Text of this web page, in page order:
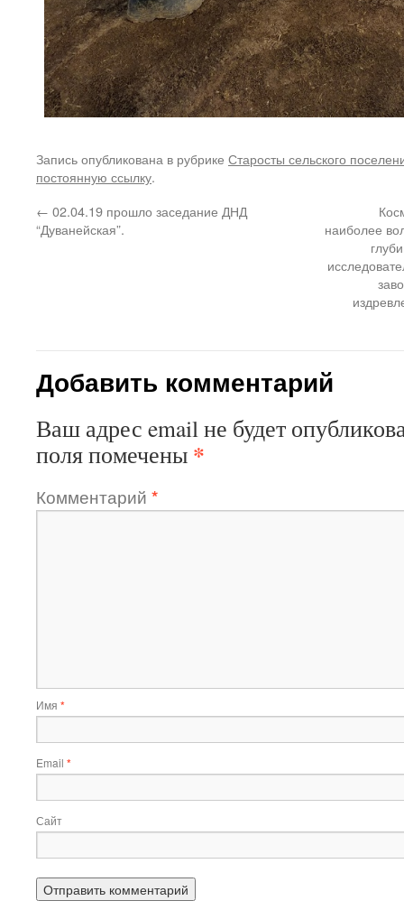
Запись опубликована в рубрике Старосты сельского
постоянную ссылку.
← 02.04.19 прошло заседание ДНД
“Дуванейская”.
наиболее
Добавить комментарий
Ваш адрес email не будет
поля помечены *
Комментарий *
Имя *
Email *
Сайт